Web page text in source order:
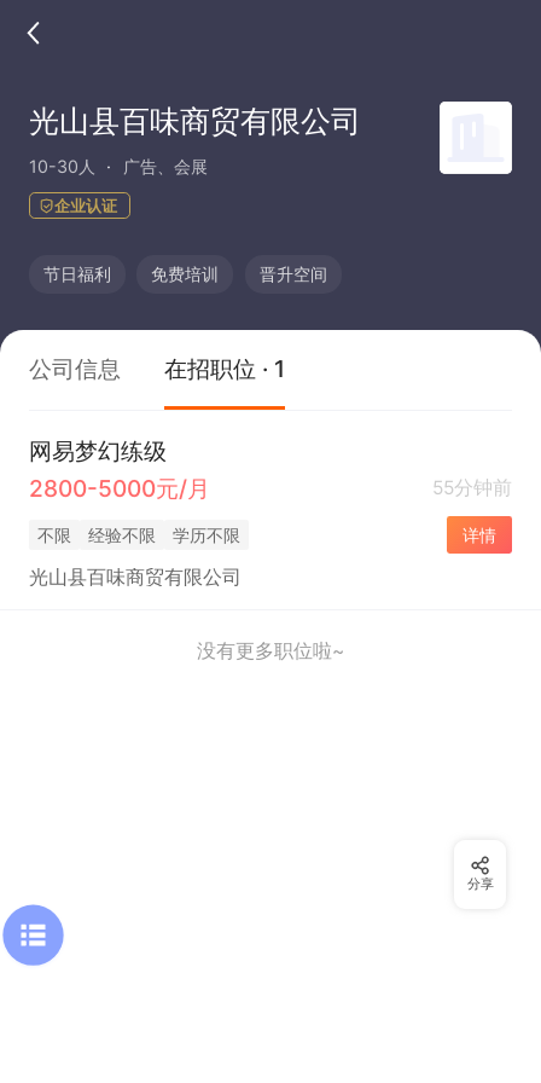
光山县百味商贸有限公司
10-30人 广告、会展
企业认证
节日福利 免费培训 晋升空间
公司信息 在招职位 · 1
网易梦幻练级
2800-5000元/月
55分钟前
不限 经验不限 学历不限 详情
光山县百味商贸有限公司
没有更多职位啦~
分享